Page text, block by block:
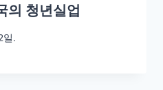
의 청년실업
일.